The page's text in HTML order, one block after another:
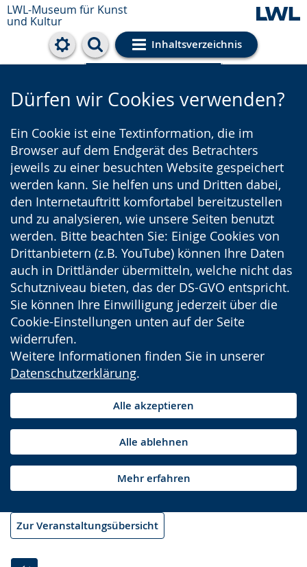
LWL-Museum für Kunst
und Kultur
Inhaltsverzeichnis
Cookie-Einstellungen
Dürfen wir Cookies verwenden?
Ein Cookie ist eine Textinformation, die im
Browser auf dem Endgerät des Betrachters
jeweils zu einer besuchten Website gespeichert
werden kann. Sie helfen uns und Dritten dabei,
den Internetauftritt komfortabel bereitzustellen
und zu analysieren, wie unsere Seiten benutzt
werden. Bitte beachten Sie: Einige Cookies von
Drittanbietern (z.B. YouTube) können Ihre Daten
auch in Drittländer übermitteln, welche nicht das
Schutzniveau bieten, das der DS-GVO entspricht.
Sie können Ihre Einwilligung jederzeit über die
Cookie-Einstellungen unten auf der Seite
widerrufen.
Weitere Informationen finden Sie in unserer
Datenschutzerklärung.
Alle akzeptieren
Alle ablehnen
Mehr erfahren
Zur Veranstaltungsübersicht